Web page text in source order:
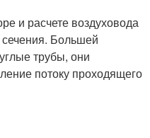
и расчете воздуховода
Большей
трубы, они
потоку проходящего